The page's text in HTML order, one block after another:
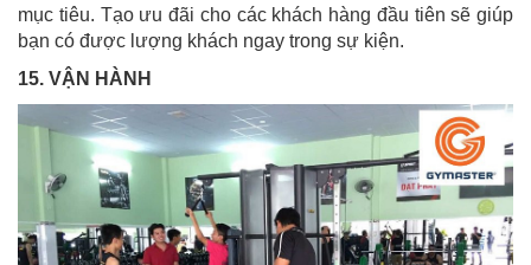
mục tiêu. Tạo ưu đãi cho các khách hàng đầu tiên sẽ giúp
bạn có được lượng khách ngay trong sự kiện.
15. VẬN HÀNH